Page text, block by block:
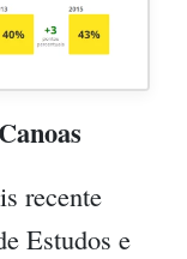
recente
Estudos e